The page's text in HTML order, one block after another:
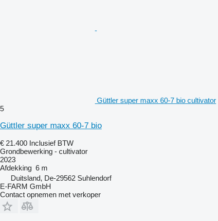
Güttler super maxx 60-7 bio cultivator
5
Güttler super maxx 60-7 bio
€ 21.400 Inclusief BTW
Grondbewerking - cultivator
2023
Afdekking 6 m
Duitsland, De-29562 Suhlendorf
E-FARM GmbH
Contact opnemen met verkoper